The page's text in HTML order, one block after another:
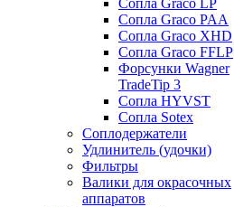
Сопла Graco LP
Сопла Graco PAA
Сопла Graco XHD
Сопла Graco FFLP
Форсунки Wagner
TradeTip 3
Сопла HYVST
Сопла Sotex
Соплодержатели
Удлинитель (удочки)
Фильтры
Валики для окрасочных
аппаратов